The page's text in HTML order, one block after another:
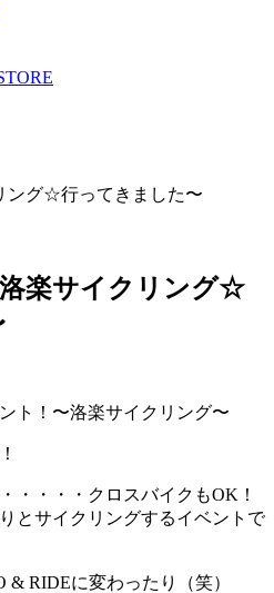
ング☆行ってきました〜
楽サイクリング☆
ト！〜洛楽サイクリング〜
・・・・クロスバイクもOK！
とサイクリングするイベントで
RIDEに変わったり（笑）